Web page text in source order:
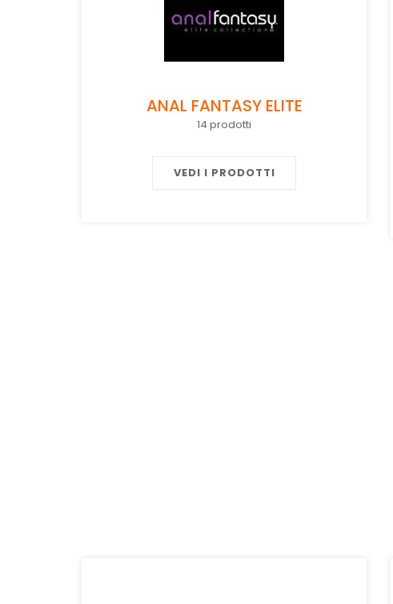
ANAL FANTASY ELITE
14 prodotti
VEDI I PRODOTTI